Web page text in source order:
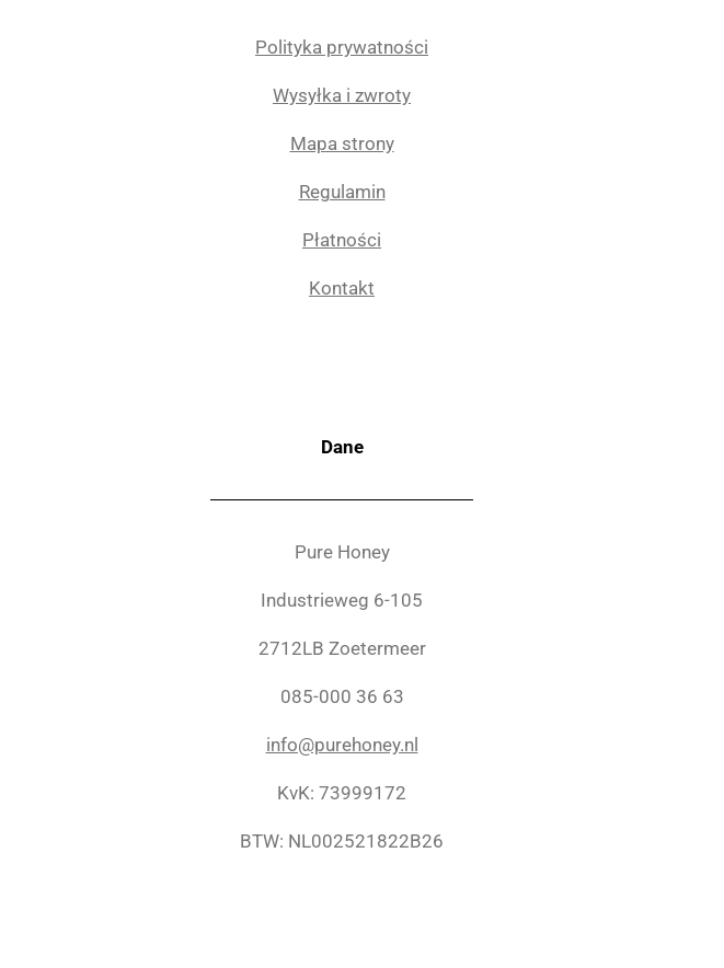
Polityka prywatności
Wysyłka i zwroty
Mapa strony
Regulamin
Płatności
Kontakt
Dane
Pure Honey
Industrieweg 6-105
2712LB Zoetermeer
085-000 36 63
info@purehoney.nl
KvK: 73999172
BTW: NL002521822B26